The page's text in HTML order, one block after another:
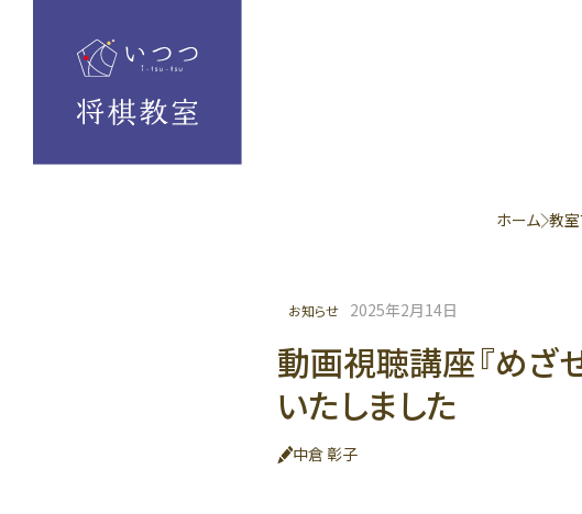
ホーム 教
お知らせ 2025年2月14日
動画視聴講座『めざ
いたしました
中倉 彰子